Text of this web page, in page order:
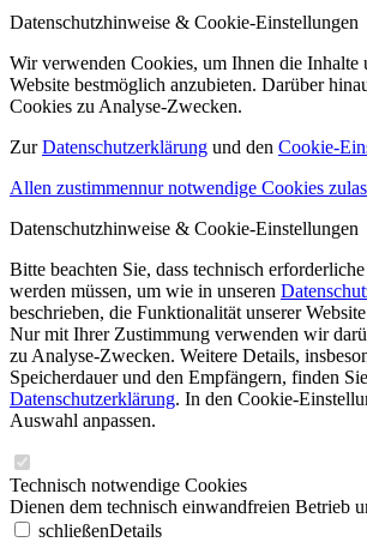
Datenschutzhinweise & Cookie-Einstellungen
Wir verwenden Cookies, um Ihnen die Inhalte
Website bestmöglich anzubieten. Darüber
Cookies zu Analyse-Zwecken.
ZurDatenschutzerklärung und den Cookie-
Allen zustimmennur notwendige Cookies
Datenschutzhinweise & Cookie-Einstellungen
Bitte beachten Sie, dass technisch
werden müssen, um wie in unseren
beschrieben, die Funktionalität unserer
Nur mit Ihrer Zustimmung verwenden wir
zu Analyse-Zwecken. Weitere Details,
Speicherdauer und den Empfängern, finden
Datenschutzerklärung. In den Cookie-
Auswahl anpassen.
Technisch notwendige Cookies
Dienen dem technisch einwandfreien Betrieb
schließenDetails